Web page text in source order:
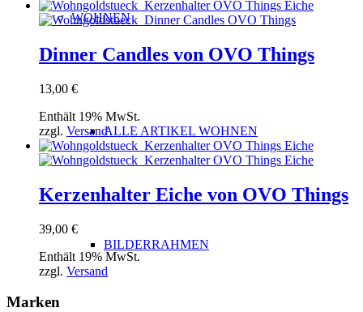
WOHNEN
ALLE ARTIKEL WOHNEN
BILDERRAHMEN
Dinner Candles von OVO Things
13,00 €
Enthält 19% MwSt.
zzgl. Versand
Kerzenhalter Eiche von OVO Things
39,00 €
Enthält 19% MwSt.
zzgl. Versand
Marken